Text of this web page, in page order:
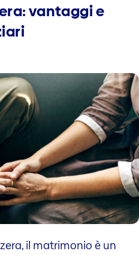
vantaggi e
il matrimonio è un